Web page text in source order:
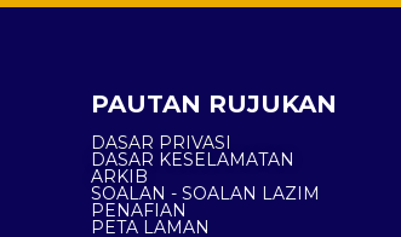
PAUTAN RUJUKAN
DASAR PRIVASI
DASAR KESELAMATAN
ARKIB
SOALAN - SOALAN LAZIM
PENAFIAN
PETA LAMAN